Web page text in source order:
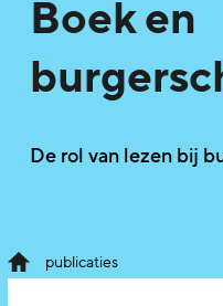
Boek en
De rol van lezen bij
publicaties